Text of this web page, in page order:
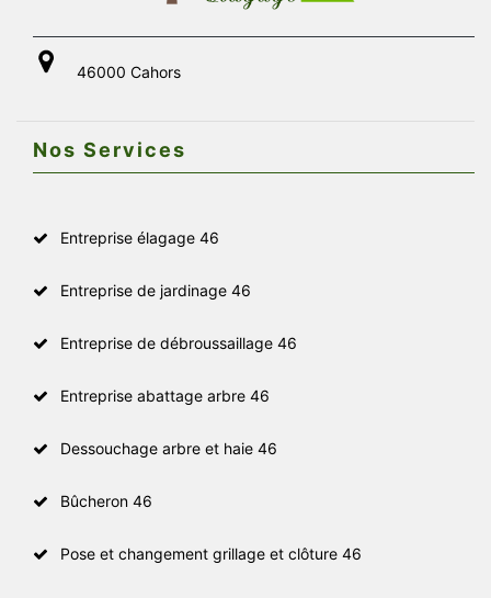
46000 Cahors
Nos Services
Entreprise élagage 46
Entreprise de jardinage 46
Entreprise de débroussaillage 46
Entreprise abattage arbre 46
Dessouchage arbre et haie 46
Bûcheron 46
Pose et changement grillage et clôture 46